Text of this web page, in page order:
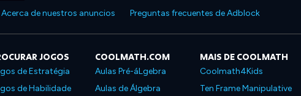
Acerca de nuestros anuncios Preguntas frecuentes de Adblock
JOGOS
de Estratégia
de Habilidade
COOLMATH.COM
Aulas Pré-áLgebra
Aulas de Álgebra
MAIS DE COOLMATH
Coolmath4Kids
Ten Frame Manipulative